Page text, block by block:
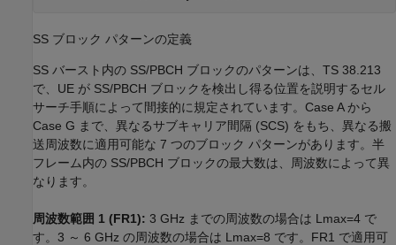
SS ブロック パターンの定義
SS バースト内の SS/PBCH ブロックのパターンは、TS 38.213
で、UE が SS/PBCH ブロックを検出し得る位置を説明するセル
サーチ手順によって間接的に規定されています。Case A から
Case G まで、異なるサブキャリア間隔 (SCS) をもち、異なる搬
送周波数に適用可能な 7 つのブロック パターンがあります。半
フレーム内の SS/PBCH ブロックの最大数は、周波数によって異
なります。
周波数範囲 1 (FR1): 3 GHz までの周波数の場合は L max=4 で
す。3 ～ 6 GHz の周波数の場合は L max=8 です。FR1 で適用可